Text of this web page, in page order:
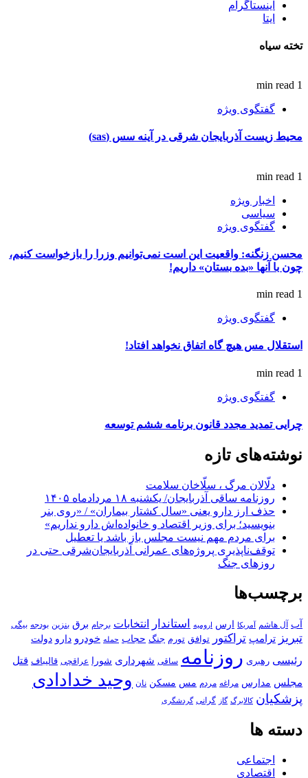
اینستاگرام
ایتا
تخته سیاه
1 min read
گفتگوی ویژه
محیط زیست آذربایجان شرقی در آینه سس (sas)
1 min read
اخبار ویژه
سیاسی
گفتگوی ویژه
محسن زنگنه: واقعیت این است نمی‌توانیم وزرا را بازخواست کنیم،
چون با آنها «بده بستان» داریم!
1 min read
گفتگوی ویژه
استقلال مس هیچ گاه اتفاق نخواهد افتاد!
1 min read
گفتگوی ویژه
چرایی تمدید مجدد قانون برنامه ششم توسعه
نوشته‌های تازه
دلّالان مرگ ، سلّاخان سلامت
روزنامه ساقی آذربایجان/ یکشنبه ۱۸ مردادماه ۱۴۰۵
حذف ارز دارو یعنی «سال کشتار بیماران» / «روی بنر
بنویسید؛ برای وزیر اقتصاد و خانواده‌اش دارو نداریم»
برای مردم مهم نیست مجلس باز باشد یا تعطیل
توقف‌ناپذیری پروژه‌های عمرانی آذربایجان‌شرقی حتی در
روزهای جنگ
برچسب‌ها
آب آل هاشم آمریکا ارس ارومیه استاندار انتخابات برجام برق بنزین بودجه بیگی
تبریز ترامپ تراکتور توافق تورم جنگ حجاب حمله خودرو دارو دولت
رئیسی رهبری روزنامه ساقی شهرداری شورا عراقچی قالیباف قتل
مجلس مدارس مراغه مردم مس مسکن نان وحید خدادادی
پزشکیان کالابرگ گاز گرانی گردشگری
دسته ها
اجتماعی
اقتصادی